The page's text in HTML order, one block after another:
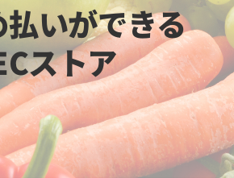
いができる
ストア